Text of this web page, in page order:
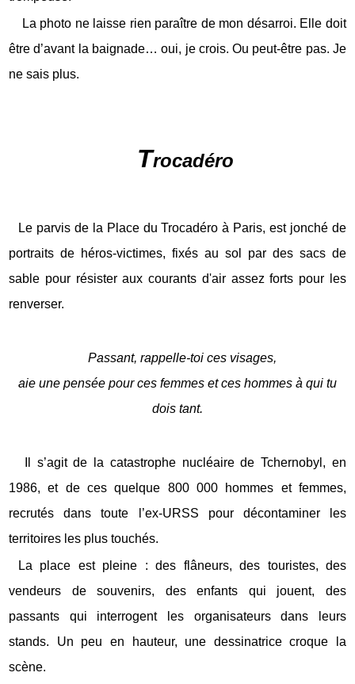
La photo ne laisse rien paraître de mon désarroi. Elle doit
être d’avant la baignade… oui, je crois. Ou peut-être pas. Je
ne sais plus.
Trocadéro
Le parvis de la Place du Trocadéro à Paris, est jonché de
portraits de héros-victimes, fixés au sol par des sacs de
sable pour résister aux courants d'air assez forts pour les
renverser.
Passant, rappelle-toi ces visages,
aie une pensée pour ces femmes et ces hommes à qui tu
dois tant.
Il s’agit de la catastrophe nucléaire de Tchernobyl, en
1986, et de ces quelque 800 000 hommes et femmes,
recrutés dans toute l’ex-URSS pour décontaminer les
territoires les plus touchés.
La place est pleine : des flâneurs, des touristes, des
vendeurs de souvenirs, des enfants qui jouent, des
passants qui interrogent les organisateurs dans leurs
stands. Un peu en hauteur, une dessinatrice croque la
scène.